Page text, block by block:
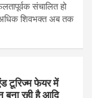
संचालित हो
शिवभक्त अब तक
टूरिज्म फेयर में
बना रही है आदि